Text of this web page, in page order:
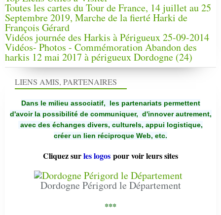
Toutes les cartes du Tour de France, 14 juillet au 25
Septembre 2019, Marche de la fierté Harki de
François Gérard
Vidéos journée des Harkis à Périgueux 25-09-2014
Vidéos- Photos - Commémoration Abandon des
harkis 12 mai 2017 à périgueux Dordogne (24)
LIENS AMIS, PARTENAIRES
Dans le milieu associatif, les partenariats permettent
d'avoir la possibilité de communiquer, d'innover autrement,
avec des échanges divers, culturels, appui logistique,
créer un lien réciproque Web, etc.
Cliquez surles logos pour voir leurs sites
Dordogne Périgord le Département
***